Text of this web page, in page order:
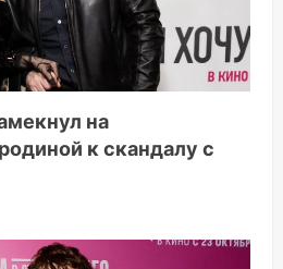
на
к скандалу с